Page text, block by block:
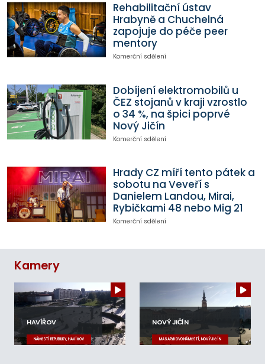
Rehabilitační ústav
Hrabyně a Chuchelná
zapojuje do péče peer
mentory
Komerční sdělení
Dobíjení elektromobilů u
ČEZ stojanů v kraji vzrostlo
o 34 %, na špici poprvé
Nový Jičín
Komerční sdělení
Hrady CZ míří tento pátek a
sobotu na Veveří s
Danielem Landou, Mirai,
Rybičkami 48 nebo Mig 21
Komerční sdělení
Kamery
HAVÍŘOV
NÁMĚSTÍ REPUBLIKY, HAVÍŘOV
NOVÝ JIČÍN
MASARYKOVO NÁMĚSTÍ, NOVÝ JIČÍN